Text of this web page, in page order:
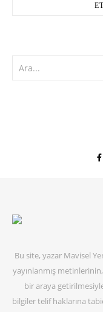
Bu site, yazar Mavisel
yayınlanmış
bir araya
bilgiler telif haklarına